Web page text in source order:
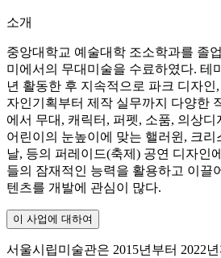
소개
중앙대학교 예술대학 조소학과를 졸
미에서의 무대미술을 수료하였다. 테
년 활동한 후 지속적으로 파크 디자인
자인기획부터 제작 실무까지 다양한
에서 무대, 캐릭터, 퍼펫, 소품, 의상디
어린이의 눈높이에 맞는 핼러윈, 크리
날, 등의 퍼레이드(축제) 공연 디자인
들의 잠재적인 능력을 활용하고 이끌
텐츠를 개발에 관심이 많다.
이 사업에 대하여
서울시립미술관은 2015년부터 2022